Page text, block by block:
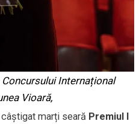
Internațional
Vioară,
câștigat marți seară Premiul I